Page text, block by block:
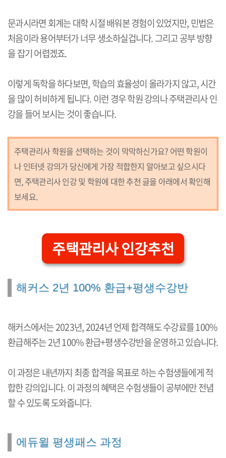
문과시라면 회계는 대학 시절 배워본 경험이 있었지만, 민법은
처음이라 용어부터가 너무 생소하실겁니다. 그리고 공부 방향
을 잡기 어렵겠죠.
이렇게 독학을 하다보면, 학습의 효율성이 올라가지 않고, 시간
을 많이 허비하게 됩니다. 이런 경우 학원 강의나 주택관리사 인
강을 들어 보시는 것이 좋습니다.
주택관리사 학원을 선택하는 것이 막막하신가요? 어떤 학원이
나 인터넷 강의가 당신에게 가장 적합한지 알아보고 싶으시다
면, 주택관리사 인강 및 학원에 대한 추천 글을 아래에서 확인해
보세요.
주택관리사 인강추천
해커스 2년 100% 환급+평생수강반
해커스에서는 2023년, 2024년 언제 합격해도 수강료를 100%
환급해주는 2년 100% 환급+평생수강반을 운영하고 있습니다.
이 과정은 내년까지 최종 합격을 목표로 하는 수험생들에게 적
합한 강의입니다. 이 과정의 혜택은 수험생들이 공부에만 전념
할 수 있도록 도와줍니다.
에듀윌 평생패스 과정